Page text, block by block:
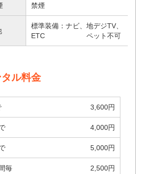
禁煙
標準装備：ナビ、地デジTV、
ETC ペット不可
タル料金
3,600円
4,000円
5,000円
2,500円